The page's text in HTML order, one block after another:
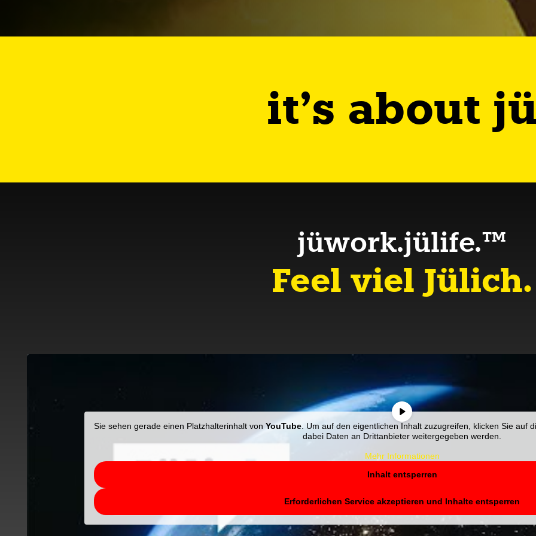
it’s about
jüwork.jülife.™
Feel viel Jülich.
Sie sehen gerade einen Platzhalterinhalt von YouTube . Um auf den eigentlichen Inhalt zuzugreifen, klicken Sie auf
dabei Daten an Drittanbieter weitergegeben werden.
Mehr Informationen
Inhalt entsperren
Erforderlichen Service akzeptieren und Inhalte entsperren